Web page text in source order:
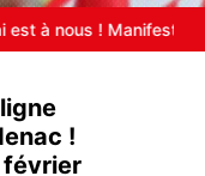
stop génocide
!
février